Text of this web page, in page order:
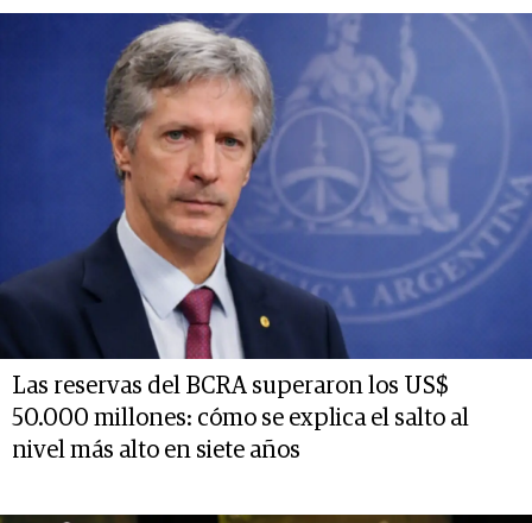
Las reservas del BCRA superaron los US$
50.000 millones: cómo se explica el salto al
nivel más alto en siete años